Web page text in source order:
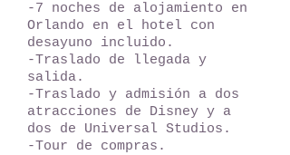
-7 noches de alojamiento en
Orlando en el hotel con
desayuno incluido.
-Traslado de llegada y
salida.
-Traslado y admisión a dos
atracciones de Disney y a
dos de Universal Studios.
-Tour de compras.